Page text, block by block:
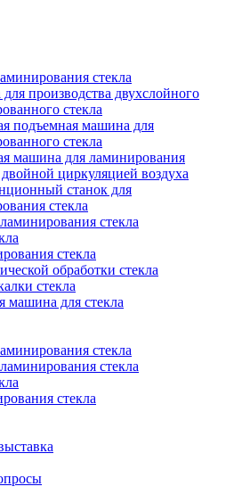
стекла
производства двухслойного
стекла
подъемная машина для
стекла
машина для ламинирования
двойной циркуляцией воздуха
станок для
стекла
стекла
стекла
обработки стекла
стекла
машина для стекла
стекла
стекла
стекла